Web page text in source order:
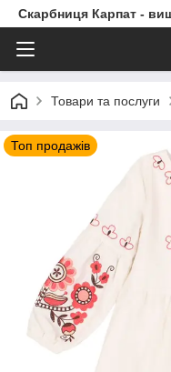
Скарбниця Карпат -
Товари та послуги
Топ продажів